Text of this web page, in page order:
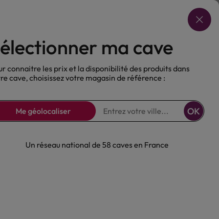
Choisir ma cave
Nos Bières Sans alcool
Sec
ma cave
connaitre les prix et la disponibilité des produits dans
cave, choisissez votre magasin de référence :
Me géolocaliser OK
Un réseau national de 58 caves en France